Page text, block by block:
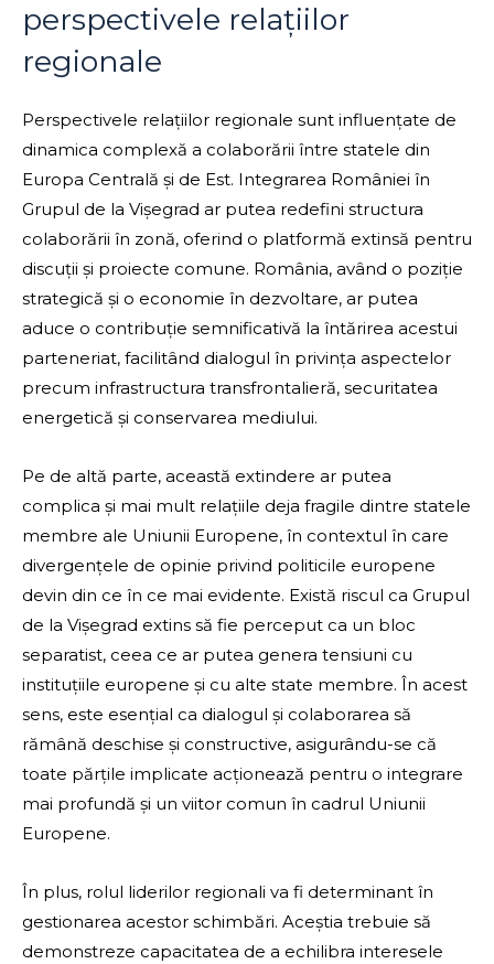
perspectivele relațiilor
regionale
Perspectivele relațiilor regionale sunt influențate de
dinamica complexă a colaborării între statele din
Europa Centrală și de Est. Integrarea României în
Grupul de la Vișegrad ar putea redefini structura
colaborării în zonă, oferind o platformă extinsă pentru
discuții și proiecte comune. România, având o poziție
strategică și o economie în dezvoltare, ar putea
aduce o contribuție semnificativă la întărirea acestui
parteneriat, facilitând dialogul în privința aspectelor
precum infrastructura transfrontalieră, securitatea
energetică și conservarea mediului.
Pe de altă parte, această extindere ar putea
complica și mai mult relațiile deja fragile dintre statele
membre ale Uniunii Europene, în contextul în care
divergențele de opinie privind politicile europene
devin din ce în ce mai evidente. Există riscul ca Grupul
de la Vișegrad extins să fie perceput ca un bloc
separatist, ceea ce ar putea genera tensiuni cu
instituțiile europene și cu alte state membre. În acest
sens, este esențial ca dialogul și colaborarea să
rămână deschise și constructive, asigurându-se că
toate părțile implicate acționează pentru o integrare
mai profundă și un viitor comun în cadrul Uniunii
Europene.
În plus, rolul liderilor regionali va fi determinant în
gestionarea acestor schimbări. Aceștia trebuie să
demonstreze capacitatea de a echilibra interesele